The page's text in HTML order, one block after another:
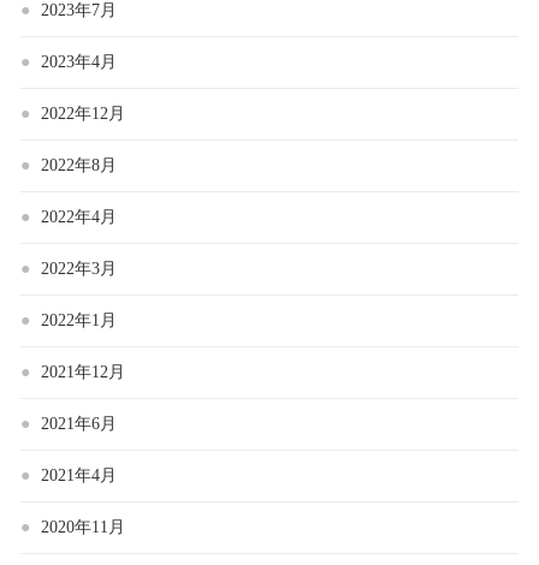
2023年7月
2023年4月
2022年12月
2022年8月
2022年4月
2022年3月
2022年1月
2021年12月
2021年6月
2021年4月
2020年11月